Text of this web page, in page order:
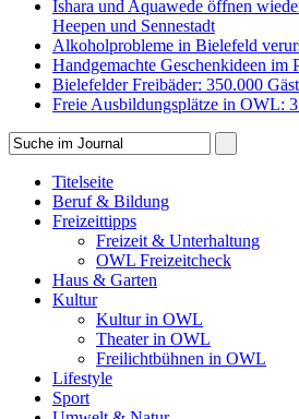
Ishara und Aquawede öffnen
Heepen und Sennestadt
Alkoholprobleme in Bielefeld
Handgemachte Geschenkideen im
Bielefelder Freibäder: 350.000
Freie Ausbildungsplätze in OWL:
Titelseite
Beruf & Bildung
Freizeittipps
Freizeit & Unterhaltung
OWL Freizeitcheck
Haus & Garten
Kultur
Kultur in OWL
Theater in OWL
Freilichtbühnen in OWL
Lifestyle
Sport